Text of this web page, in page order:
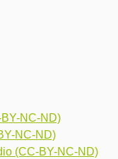
NC-ND)
NC-ND)
(CC-BY-NC-ND)